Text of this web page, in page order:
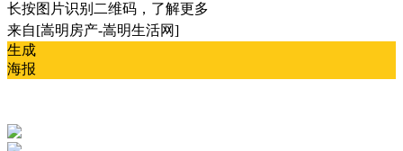
长按图片识别二维码，了解更多
来自[嵩明房产-嵩明生活网]
生成
海报